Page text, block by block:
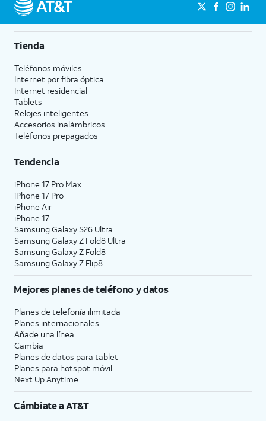
Tienda
Teléfonos móviles
Internet por fibra óptica
Internet residencial
Tablets
Relojes inteligentes
Accesorios inalámbricos
Teléfonos prepagados
Tendencia
iPhone 17 Pro Max
iPhone 17 Pro
iPhone Air
iPhone 17
Samsung Galaxy S26 Ultra
Samsung Galaxy Z Fold8 Ultra
Samsung Galaxy Z Fold8
Samsung Galaxy Z Flip8
Mejores planes de teléfono y datos
Planes de telefonía ilimitada
Planes internacionales
Añade una línea
Cambia
Planes de datos para tablet
Planes para hotspot móvil
Next Up Anytime
Cámbiate aAT&T